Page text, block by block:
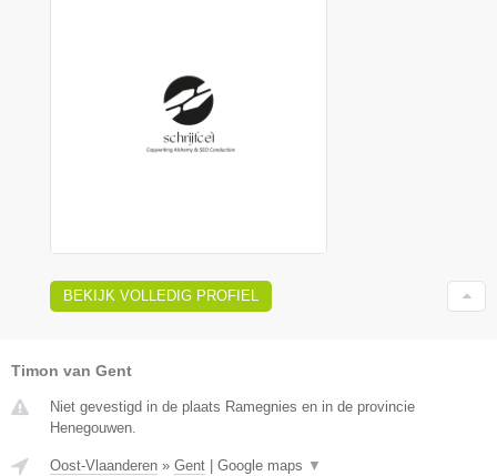
BEKIJK VOLLEDIG PROFIEL
Timon van Gent
Niet gevestigd in de plaats Ramegnies en in de provincie
Henegouwen.
Oost-Vlaanderen » Gent Google maps ▼